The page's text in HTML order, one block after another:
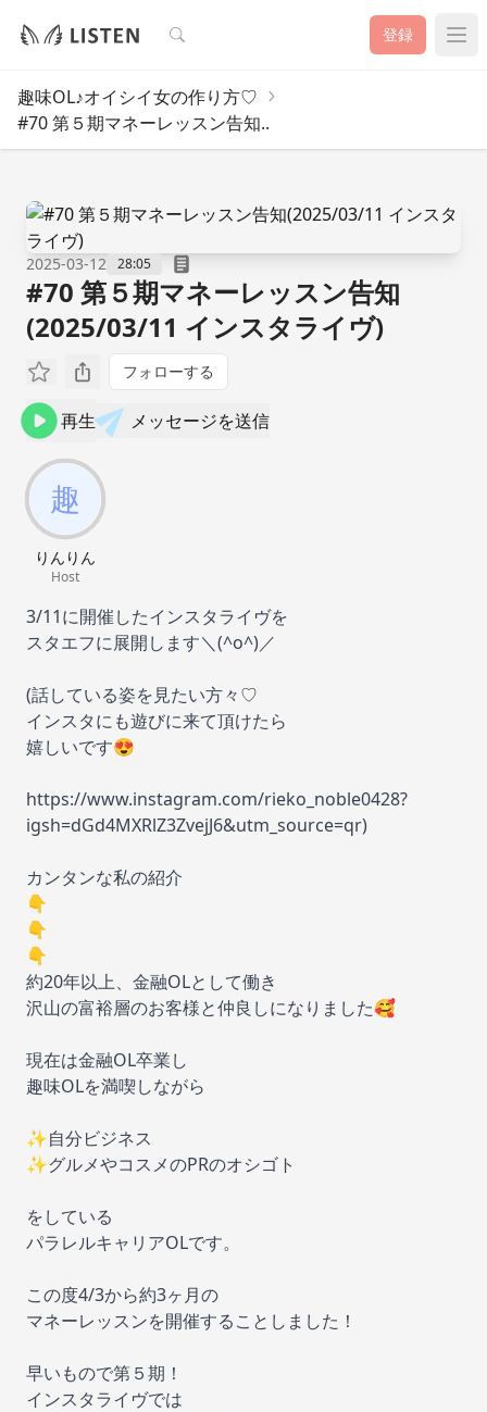
検索 登録
趣味OL♪オイシイ女の作り方♡
#70 第５期マネーレッスン告知..
2025-03-12 28:05
#70 第５期マネーレッスン告知
(2025/03/11 インスタライヴ)
フォローする
再生 メッセージを送信
りんりん
Host
3/11に開催したインスタライヴを
スタエフに展開します＼(^o^)／
(話している姿を見たい方々♡
インスタにも遊びに来て頂けたら
嬉しいです😍
https://www.instagram.com/rieko_noble0428?
igsh=dGd4MXRlZ3ZvejJ6&utm_source=qr)
カンタンな私の紹介
👇
👇
👇
約20年以上、金融OLとして働き
沢山の富裕層のお客様と仲良しになりました🥰
現在は金融OL卒業し
趣味OLを満喫しながら
✨自分ビジネス
✨グルメやコスメのPRのオシゴト
をしている
パラレルキャリアOLです。
この度4/3から約3ヶ月の
マネーレッスンを開催することしました！
早いもので第５期！
インスタライヴでは